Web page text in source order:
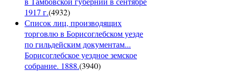
1917 г.(4932)
Список лиц, производящих
торговлю в Борисоглебском уезде
по гильдейским документам...
Борисоглебское уездное земское
собрание. 1888.(3940)